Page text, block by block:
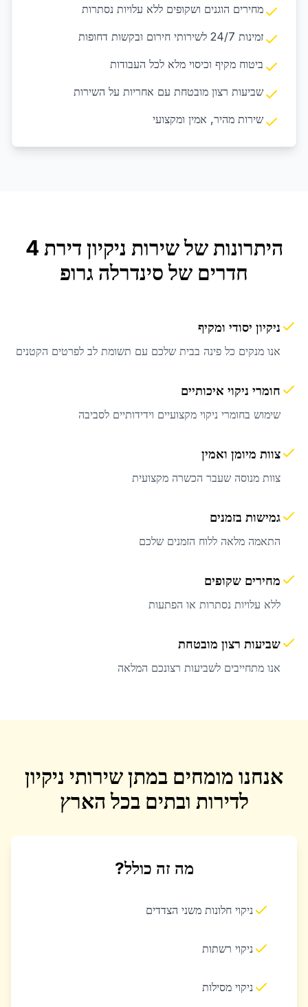
מחירים הוגנים ושקופים ללא עלויות נסתרות
זמינות 24/7 לשירותי חירום ובקשות דחופות
ביטוח מקיף וכיסוי מלא לכל העבודות
שביעות רצון מובטחת עם אחריות על השירות
שירות מהיר, אמין ומקצועי
היתרונות של שירות
ניקיון דירת 4
חדרים של סינדרלה גרופ
ניקיון יסודי ומקיף
אנו מנקים כל פינה בבית שלכם עם תשומת לב לפרטים הקטנים
חומרי ניקוי איכותיים
שימוש בחומרי ניקוי מקצועיים וידידותיים לסביבה
צוות מיומן ואמין
צוות מנוסה שעבר הכשרה מקצועית
גמישות בזמנים
התאמה מלאה ללוח הזמנים שלכם
מחירים שקופים
ללא עלויות נסתרות או הפתעות
שביעות רצון מובטחת
אנו מתחייבים לשביעות רצונכם המלאה
אנחנו מומחים במתן שירותי ניקיון
לדירות ובתים בכל הארץ
מה זה כולל?
ניקוי חלונות משני הצדדים
ניקוי רשתות
ניקוי מסילות